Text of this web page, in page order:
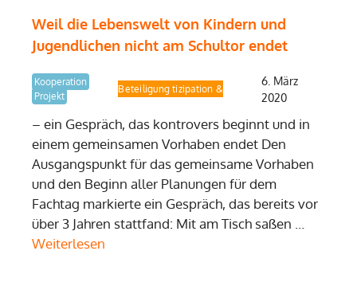
Weil die Lebenswelt von Kindern und
Jugendlichen nicht am Schultor endet
Kooperation
Projekt
Fachtag Partizipation & Beteiligung
6. März
2020
– ein Gespräch, das kontrovers beginnt und in
einem gemeinsamen Vorhaben endet Den
Ausgangspunkt für das gemeinsame Vorhaben
und den Beginn aller Planungen für dem
Fachtag markierte ein Gespräch, das bereits vor
über 3 Jahren stattfand: Mit am Tisch saßen …
Weiterlesen